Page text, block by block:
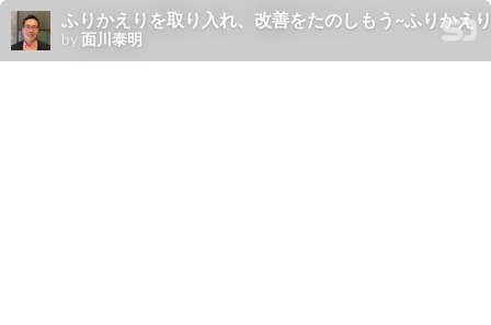
ふりかえりを取り入れ、改善をたのしもう~ふりか
by面川泰明